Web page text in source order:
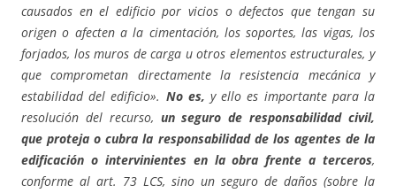
causados en el edificio por vicios o defectos que tengan su
origen o afecten a la cimentación, los soportes, las vigas, los
forjados, los muros de carga u otros elementos estructurales, y
que comprometan directamente la resistencia mecánica y
estabilidad del edificio». No es, y ello es importante para la
resolución del recurso, un seguro de responsabilidad civil,
que proteja o cubra la responsabilidad de los agentes de la
edificación o intervinientes en la obra frente a terceros,
conforme al art. 73 LCS, sino un seguro de daños (sobre la